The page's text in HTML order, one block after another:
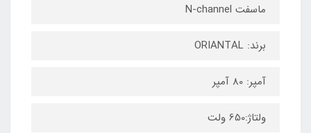
ماسفت N-channel
برند: ORIANTAL
آمپر: 80 آمپر
ولتاژ:650 ولت